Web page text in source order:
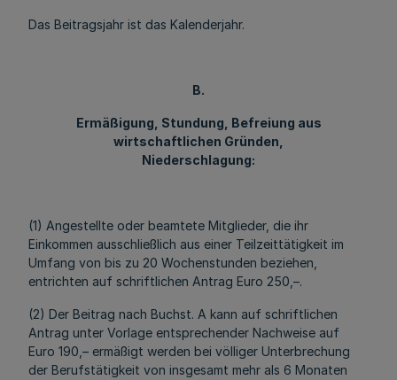
Das Beitragsjahr ist das Kalenderjahr.
B.
Ermäßigung, Stundung, Befreiung aus
wirtschaftlichen Gründen,
Niederschlagung:
(1) Angestellte oder beamtete Mitglieder, die ihr
Einkommen ausschließlich aus einer Teilzeittätigkeit im
Umfang von bis zu 20 Wochenstunden beziehen,
entrichten auf schriftlichen Antrag Euro 250,–.
(2) Der Beitrag nach Buchst. A kann auf schriftlichen
Antrag unter Vorlage entsprechender Nachweise auf
Euro 190,– ermäßigt werden bei völliger Unterbrechung
der Berufstätigkeit von insgesamt mehr als 6 Monaten